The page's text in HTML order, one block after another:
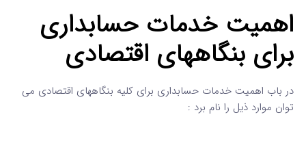
اهمیت خدمات حسابداری
برای بنگاههای اقتصادی
در باب اهمیت خدمات حسابداری برای کلیه بنگاههای اقتصادی می
توان موارد ذیل را نام برد :